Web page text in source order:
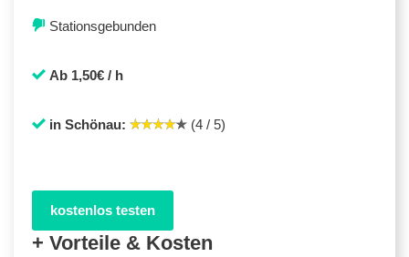
Stationsgebunden
Ab 1,50€ / h
in Schönau: (4 / 5)
kostenlos testen
+ Vorteile & Kosten